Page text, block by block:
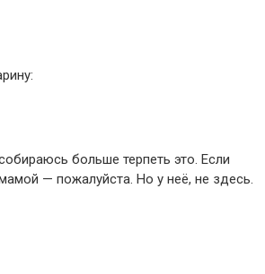
больше терпеть это. Если
— пожалуйста. Но у неё, не здесь.